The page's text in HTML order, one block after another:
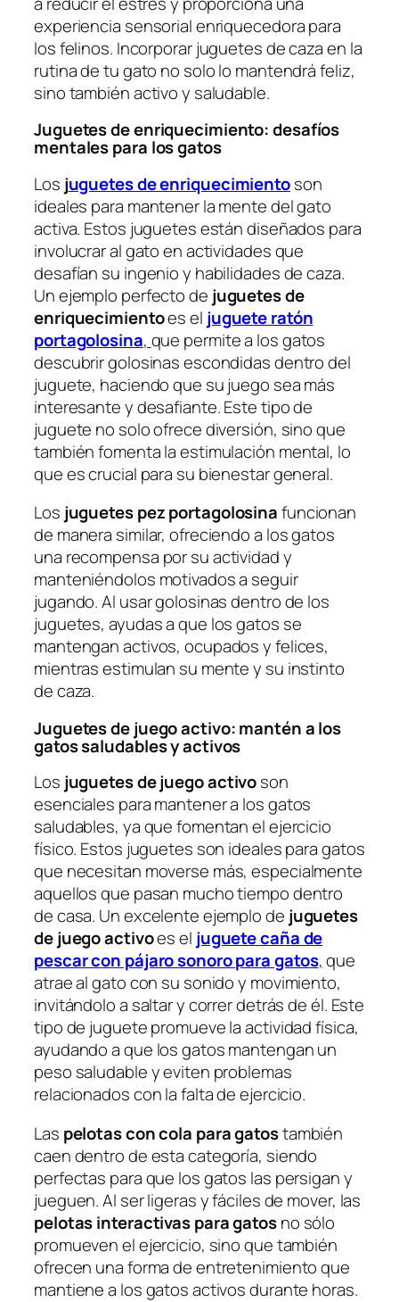
experiencia sensorial enriquecedora para
los felinos. Incorporar juguetes de caza en la
rutina de tu gato no solo lo mantendrá feliz,
sino también activo y saludable.
Juguetes de enriquecimiento: desafíos
mentales para los gatos
Los juguetes de enriquecimientoson
ideales para mantener la mente del gato
activa. Estos juguetes están diseñados para
involucrar al gato en actividades que
desafían su ingenio y habilidades de caza.
Un ejemplo perfecto de juguetes de
enriquecimientoes el juguete ratón
portagolosina, que permite a los gatos
descubrir golosinas escondidas dentro del
juguete, haciendo que su juego sea más
interesante y desafiante. Este tipo de
juguete no solo ofrece diversión, sino que
también fomenta la estimulación mental, lo
que es crucial para su bienestar general.
Los juguetes pez portagolosinafuncionan
de manera similar, ofreciendo a los gatos
una recompensa por su actividad y
manteniéndolos motivados a seguir
jugando. Al usar golosinas dentro de los
juguetes, ayudas a que los gatos se
mantengan activos, ocupados y felices,
mientras estimulan su mente y su instinto
de caza.
Juguetes de juego activo: mantén a los
gatos saludables y activos
Los juguetes de juego activoson
esenciales para mantener a los gatos
saludables, ya que fomentan el ejercicio
físico. Estos juguetes son ideales para gatos
que necesitan moverse más, especialmente
aquellos que pasan mucho tiempo dentro
de casa. Un excelente ejemplo de juguetes
de juego activoes el juguete caña de
pescar con pájaro sonoro para gatos,que
atrae al gato con su sonido y movimiento,
invitándolo a saltar y correr detrás de él. Este
tipo de juguete promueve la actividad física,
ayudando a que los gatos mantengan un
peso saludable y eviten problemas
relacionados con la falta de ejercicio.
Las pelotas con cola para gatostambién
caen dentro de esta categoría, siendo
perfectas para que los gatos las persigan y
jueguen. Al ser ligeras y fáciles de mover, las
pelotas interactivas para gatosno sólo
promueven el ejercicio, sino que también
ofrecen una forma de entretenimiento que
mantiene a los gatos activos durante horas.